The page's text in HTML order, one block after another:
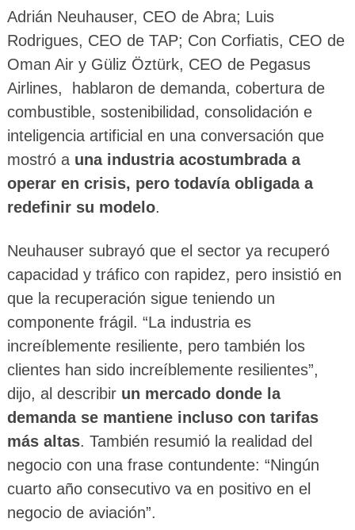
Adrián Neuhauser, CEO de Abra; Luis
Rodrigues, CEO de TAP; Con Corfiatis, CEO de
Oman Air y Güliz Öztürk, CEO de Pegasus
Airlines, hablaron de demanda, cobertura de
combustible, sostenibilidad, consolidación e
inteligencia artificial en una conversación que
mostró a una industria acostumbrada a
operar en crisis, pero todavía obligada a
redefinir su modelo.
Neuhauser subrayó que el sector ya recuperó
capacidad y tráfico con rapidez, pero insistió en
que la recuperación sigue teniendo un
componente frágil. “La industria es
increíblemente resiliente, pero también los
clientes han sido increíblemente resilientes”,
dijo, al describir un mercado donde la
demanda se mantiene incluso con tarifas
más altas. También resumió la realidad del
negocio con una frase contundente: “Ningún
cuarto año consecutivo va en positivo en el
negocio de aviación”.